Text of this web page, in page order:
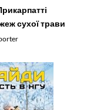
сухої трави